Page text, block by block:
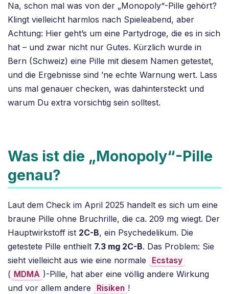
Na, schon mal was von der „Monopoly“-Pille gehört?
Klingt vielleicht harmlos nach Spieleabend, aber
Achtung: Hier geht’s um eine Partydroge, die es in sich
hat – und zwar nicht nur Gutes. Kürzlich wurde in
Bern (Schweiz) eine Pille mit diesem Namen getestet,
und die Ergebnisse sind ’ne echte Warnung wert. Lass
uns mal genauer checken, was dahintersteckt und
warum Du extra vorsichtig sein solltest.
Was ist die „Monopoly“-Pille
genau?
Laut dem Check im April 2025 handelt es sich um eine
braune Pille ohne Bruchrille, die ca. 209 mg wiegt. Der
Hauptwirkstoff ist 2C-B, ein Psychedelikum. Die
getestete Pille enthielt 7.3 mg 2C-B. Das Problem: Sie
sieht vielleicht aus wie eine normale
Ecstasy
( MDMA )-Pille, hat aber eine völlig andere Wirkung
und vor allem andere
Risiken !